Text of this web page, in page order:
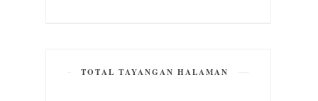
TOTAL TAYANGAN HALAMAN